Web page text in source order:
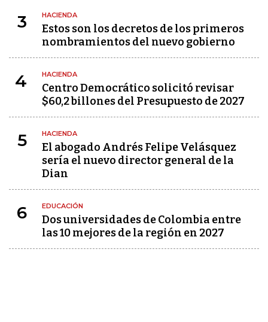
3 HACIENDA
Estos son los decretos de los primeros
nombramientos del nuevo gobierno
4 HACIENDA
Centro Democrático solicitó revisar
$60,2 billones del Presupuesto de 2027
5 HACIENDA
El abogado Andrés Felipe Velásquez
sería el nuevo director general de la
Dian
6 EDUCACIÓN
Dos universidades de Colombia entre
las 10 mejores de la región en 2027